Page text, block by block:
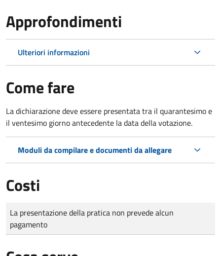
Approfondimenti
Ulteriori informazioni
Come fare
La dichiarazione deve essere presentata tra il quarantesimo e
il ventesimo giorno antecedente la data della votazione.
Moduli da compilare e documenti da allegare
Costi
Tipo di pagamento
Importo
La presentazione della pratica non prevede alcun
pagamento